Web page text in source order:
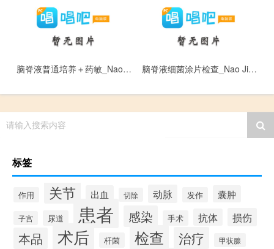
脑脊液普通培养＋药敏_Nao Ji Ye Pu Tong Pei Yang ＋ Yao Min 脑脊液细菌涂片检查_Nao Ji Ye Xi Jun Tu Pian Jian Cha
请输入搜索内容
标签
作用 关节 出血 切除 动脉 发作 囊肿
子宫 尿道 患者 感染 手术 抗体 损伤
本品 术后 杆菌 检查 治疗 甲状腺